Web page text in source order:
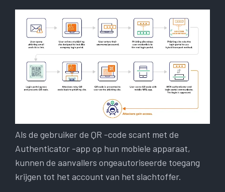
Als de gebruiker de QR -code scant met de
Authenticator -app op hun mobiele apparaat,
kunnen de aanvallers ongeautoriseerde toegang
krijgen tot het account van het slachtoffer.